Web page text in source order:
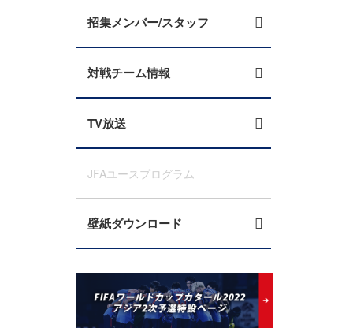
招集メンバー/スタッフ
対戦チーム情報
TV放送
JFAユースプログラム
壁紙ダウンロード